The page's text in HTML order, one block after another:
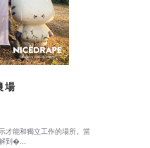
場
才能和獨立工作的場所。當
到�...